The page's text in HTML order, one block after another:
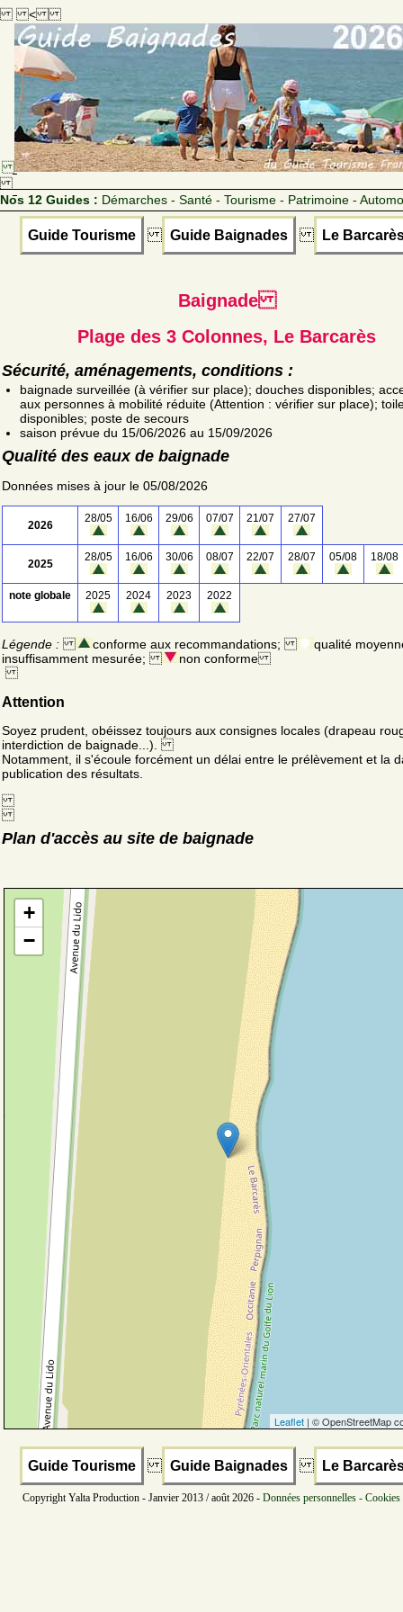
<
Nos 12 Guides : Démarches - Santé - Tourisme - Patrimoine -
Guide Tourisme Guide Baignades Le
Baignade
Plage des 3 Colonnes, Le Barcarès
Sécurité, aménagements, conditions :
baignade surveillée (à vérifier sur place); douches disponibles;
aux personnes à mobilité réduite (Attention : vérifier sur place);
disponibles; poste de secours
saison prévue du 15/06/2026 au 15/09/2026
Qualité des eaux de baignade
Données mises à jour le 05/08/2026
2026
28/05 16/06 29/06 07/07 21/07 27/07
2025
28/05 16/06 30/06 08/07 22/07 28/07 05/08 18/08
note globale 2025 2024 2023 2022
Légende : conforme aux recommandations;
qualité
insuffisamment mesurée;
non conforme
Attention
Soyez prudent, obéissez toujours aux consignes locales (drapeau
interdiction de baignade...).
Notamment, il s'écoule forcément un délai entre le prélèvement et la
publication des résultats.
Plan d'accès au site de baignade
+
−
Leaflet | © OpenStreetMap
Guide Tourisme Guide Baignades Le
Copyright Yalta Production - Janvier 2013 / août 2026 - Données personnelles -